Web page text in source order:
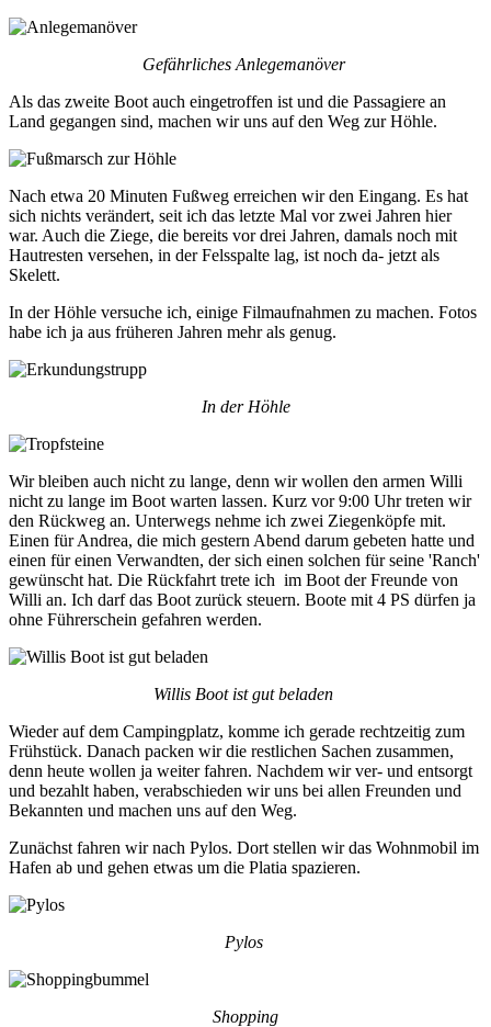
Gefährliches Anlegemanöver
Als das zweite Boot auch eingetroffen ist und die Passagiere an
Land gegangen sind, machen wir uns auf den Weg zur Höhle.
Nach etwa 20 Minuten Fußweg erreichen wir den Eingang. Es hat
sich nichts verändert, seit ich das letzte Mal vor zwei Jahren hier
war. Auch die Ziege, die bereits vor drei Jahren, damals noch mit
Hautresten versehen, in der Felsspalte lag, ist noch da- jetzt als
Skelett.
In der Höhle versuche ich, einige Filmaufnahmen zu machen. Fotos
habe ich ja aus früheren Jahren mehr als genug.
In der Höhle
Wir bleiben auch nicht zu lange, denn wir wollen den armen Willi
nicht zu lange im Boot warten lassen. Kurz vor 9:00 Uhr treten wir
den Rückweg an. Unterwegs nehme ich zwei Ziegenköpfe mit.
Einen für Andrea, die mich gestern Abend darum gebeten hatte und
einen für einen Verwandten, der sich einen solchen für seine 'Ranch'
gewünscht hat. Die Rückfahrt trete ich im Boot der Freunde von
Willi an. Ich darf das Boot zurück steuern. Boote mit 4 PS dürfen ja
ohne Führerschein gefahren werden.
Willis Boot ist gut beladen
Wieder auf dem Campingplatz, komme ich gerade rechtzeitig zum
Frühstück. Danach packen wir die restlichen Sachen zusammen,
denn heute wollen ja weiter fahren. Nachdem wir ver- und entsorgt
und bezahlt haben, verabschieden wir uns bei allen Freunden und
Bekannten und machen uns auf den Weg.
Zunächst fahren wir nach Pylos. Dort stellen wir das Wohnmobil im
Hafen ab und gehen etwas um die Platia spazieren.
Pylos
Shopping